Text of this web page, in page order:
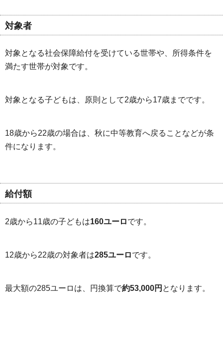
対象者
対象となる社会保障給付を受けている世帯や、所得条件を
満たす世帯が対象です。
対象となる子どもは、原則として2歳から17歳までです。
18歳から22歳の場合は、秋に中等教育へ戻ることなどが条
件になります。
給付額
2歳から11歳の子どもは160ユーロです。
12歳から22歳の対象者は285ユーロです。
最大額の285ユーロは、円換算で約53,000円 となります。